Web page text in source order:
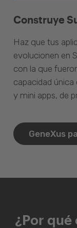
Construye
Haz que tus
evolucionen en
con la que
capacidad única
y mini apps, de
GeneXus
¿Por qué